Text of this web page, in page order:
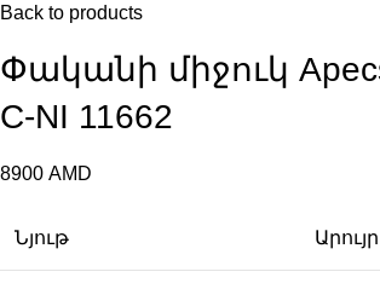
Back to products
Փականի միջուկ
C-NI 11662
8900 AMD
Նյութ